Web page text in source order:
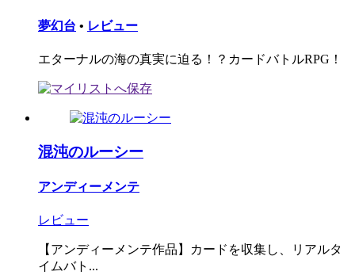
夢幻台 • レビュー
エターナルの海の真実に迫る！？カードバトルRPG！
混沌のルーシー
アンディーメンテ
レビュー
【アンディーメンテ作品】カードを収集し、リアルタ
イムバト...